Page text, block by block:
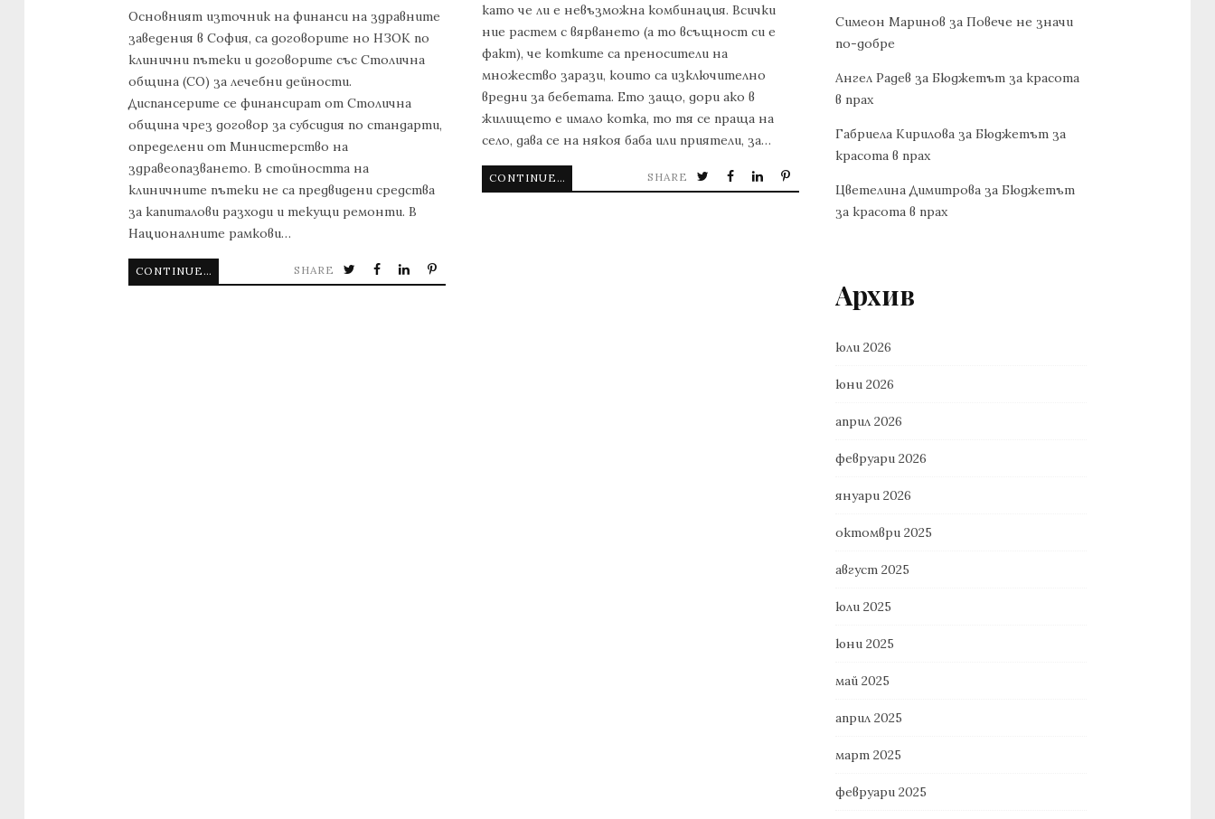
Основният източник на финанси на здравните
заведения в София, са договорите но НЗОК по
клинични пътеки и договорите със Столична
община (СО) за лечебни дейности.
Диспансерите се финансират от Столична
община чрез договор за субсидия по стандарти,
определени от Министерство на
здравеопазването. В стойността на
клиничните пътеки не са предвидени средства
за капиталови разходи и текущи ремонти. В
Националните рамкови…
CONTINUE READING SHARE
като че ли е невъзможна комбинация. Всички
ние растем с вярването (а то всъщност си е
факт), че котките са преносители на
множество зарази, които са изключително
вредни за бебетата. Ето защо, дори ако в
жилището е имало котка, то тя се праща на
село, дава се на някоя баба или приятели, за…
CONTINUE READING SHARE
Симеон Маринов за Повече не значи
по-добре
Ангел Радев за Бюджетът за красота
в прах
Габриела Кирилова за Бюджетът за
красота в прах
Цветелина Димитрова за Бюджетът
за красота в прах
Архив
юли 2026
юни 2026
април 2026
февруари 2026
януари 2026
октомври 2025
август 2025
юли 2025
юни 2025
май 2025
април 2025
март 2025
февруари 2025